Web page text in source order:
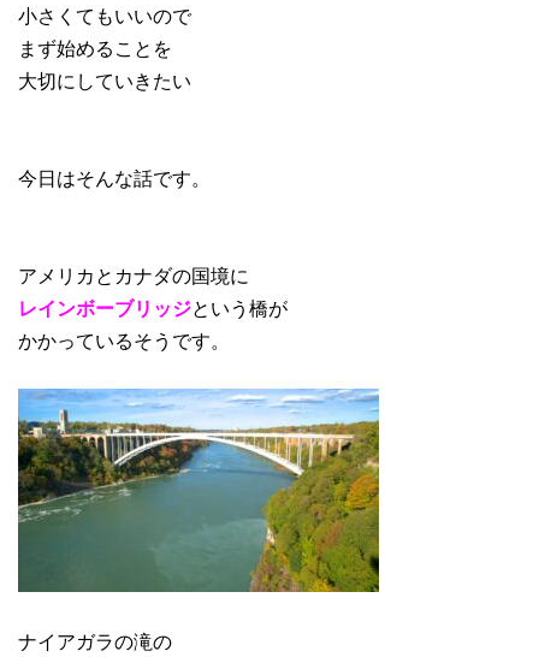
小さくてもいいので
まず始めることを
大切にしていきたい
今日はそんな話です。
アメリカとカナダの国境に
レインボーブリッジという橋が
かかっているそうです。
ナイアガラの滝の